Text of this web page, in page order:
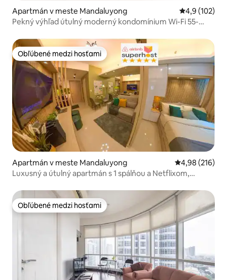
Apartmán v meste Mandaluyong Priemerné
4,9 (102)
Pekný výhľad útulný moderný kondomínium Wi-Fi 55-
Obľúbené medzi hosťami
Obľúbené medzi hosťami
Apartmán v meste Mandaluyong Priemerné
4,98 (216)
Luxusný a útulný apartmán s 1 spálňou a Netflixom,
Obľúbené medzi hosťami
Obľúbené medzi hosťami